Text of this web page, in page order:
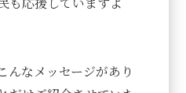
んなメッセージがあり